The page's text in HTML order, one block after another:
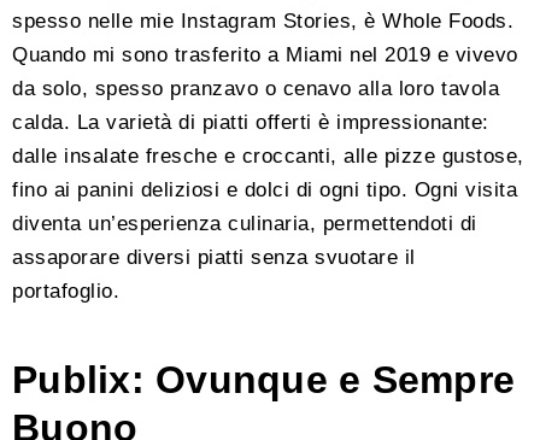
spesso nelle mie Instagram Stories, è Whole Foods.
Quando mi sono trasferito a Miami nel 2019 e vivevo
da solo, spesso pranzavo o cenavo alla loro tavola
calda. La varietà di piatti offerti è impressionante:
dalle insalate fresche e croccanti, alle pizze gustose,
fino ai panini deliziosi e dolci di ogni tipo. Ogni visita
diventa un’esperienza culinaria, permettendoti di
assaporare diversi piatti senza svuotare il
portafoglio.
Publix: Ovunque e Sempre
Buono